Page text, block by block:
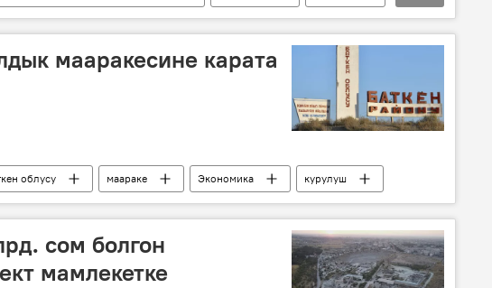
сокку энергетика Владимир Зеленский
мааракесине карата
облусу маараке Экономика курулуш
сом болгон
мамлекетке